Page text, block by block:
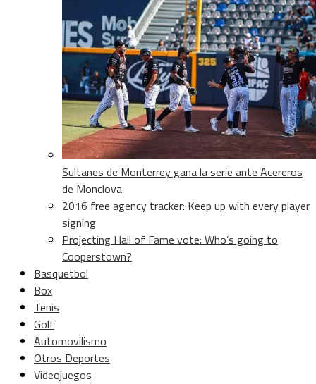
Sultanes de Monterrey gana la serie ante Acereros
de Monclova
2016 free agency tracker: Keep up with every player
signing
Projecting Hall of Fame vote: Who’s going to
Cooperstown?
Basquetbol
Box
Tenis
Golf
Automovilismo
Otros Deportes
Videojuegos